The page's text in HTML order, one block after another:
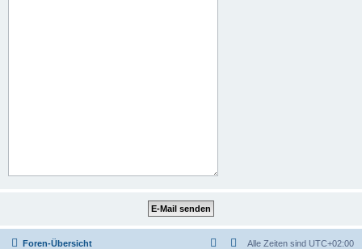
Foren-Übersicht Alle Zeiten sind UTC+02:00